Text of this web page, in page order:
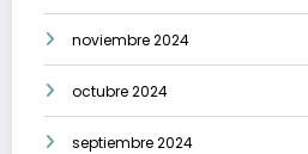
noviembre 2024
octubre 2024
septiembre 2024